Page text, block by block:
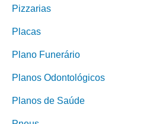
Pizzarias
Placas
Plano Funerário
Planos Odontológicos
Planos de Saúde